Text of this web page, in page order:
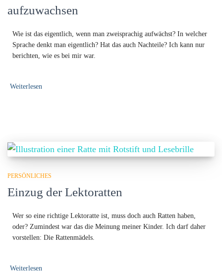
aufzuwachsen
Wie ist das eigentlich, wenn man zweisprachig aufwächst? In welcher
Sprache denkt man eigentlich? Hat das auch Nachteile? Ich kann nur
berichten, wie es bei mir war.
Weiterlesen
PERSÖNLICHES
Einzug der Lektoratten
Wer so eine richtige Lektoratte ist, muss doch auch Ratten haben,
oder? Zumindest war das die Meinung meiner Kinder. Ich darf daher
vorstellen: Die Rattenmädels.
Weiterlesen